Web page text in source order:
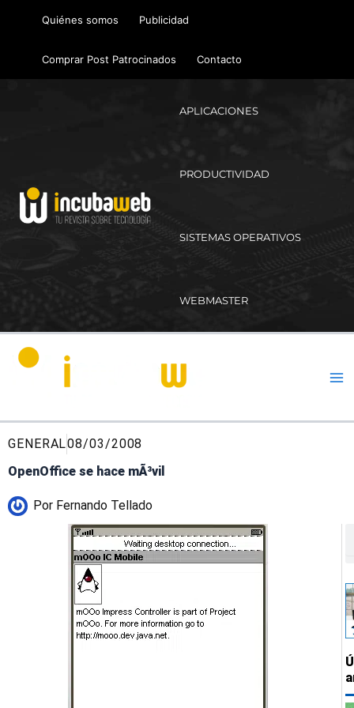
Quiénes somos Publicidad
Comprar Post Patrocinados Contacto
APLICACIONES
PRODUCTIVIDAD
SISTEMAS OPERATIVOS
WEBMASTER
GENERAL08/03/2008
OpenOffice se hace mÃ³vil
Por Fernando Tellado